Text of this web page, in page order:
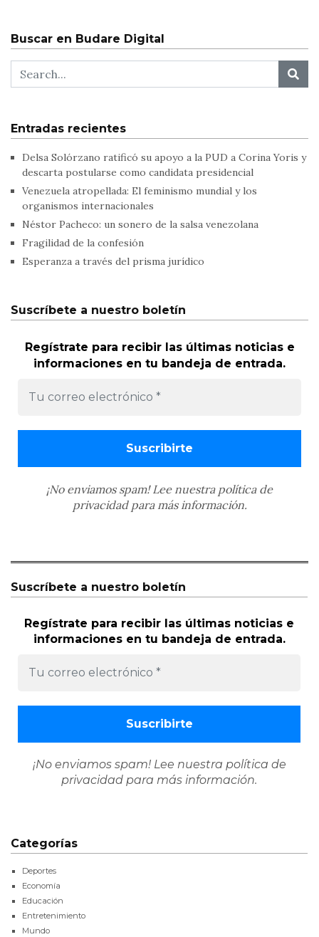
Buscar en Budare Digital
Entradas recientes
Delsa Solórzano ratificó su apoyo a la PUD a Corina Yoris y
descarta postularse como candidata presidencial
Venezuela atropellada: El feminismo mundial y los
organismos internacionales
Néstor Pacheco: un sonero de la salsa venezolana
Fragilidad de la confesión
Esperanza a través del prisma jurídico
Suscríbete a nuestro boletín
Regístrate para recibir las últimas noticias e
informaciones en tu bandeja de entrada.
¡No enviamos spam! Lee nuestra política de
privacidadpara más información.
Suscríbete a nuestro boletín
Regístrate para recibir las últimas noticias e
informaciones en tu bandeja de entrada.
¡No enviamos spam! Lee nuestra política de
privacidad para más información.
Categorías
Deportes
Economía
Educación
Entretenimiento
Mundo